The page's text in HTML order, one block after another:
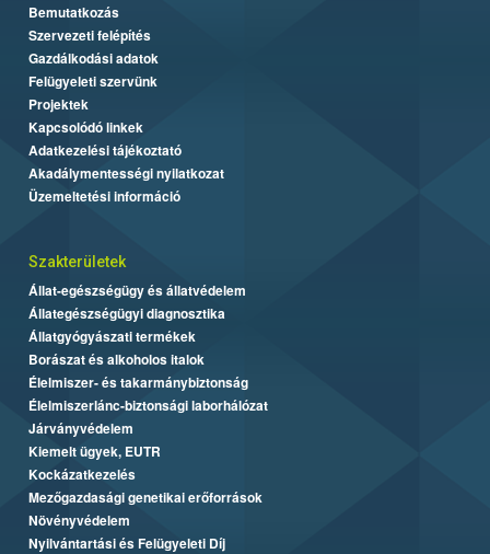
Bemutatkozás
Szervezeti felépítés
Gazdálkodási adatok
Felügyeleti szervünk
Projektek
Kapcsolódó linkek
Adatkezelési tájékoztató
Akadálymentességi nyilatkozat
Üzemeltetési információ
Szakterületek
Állat-egészségügy és állatvédelem
Állategészségügyi diagnosztika
Állatgyógyászati termékek
Borászat és alkoholos italok
Élelmiszer- és takarmánybiztonság
Élelmiszerlánc-biztonsági laborhálózat
Járványvédelem
Kiemelt ügyek, EUTR
Kockázatkezelés
Mezőgazdasági genetikai erőforrások
Növényvédelem
Nyilvántartási és Felügyeleti Díj